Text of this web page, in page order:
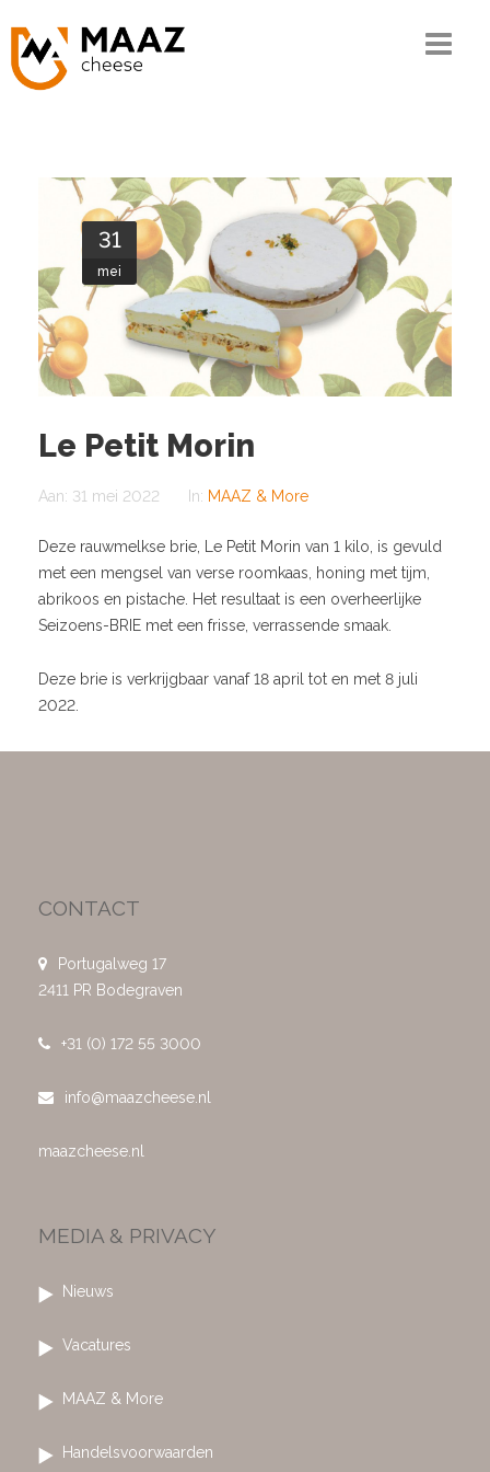
Onze kennis
De keten
Ons assortiment
Kwaliteit en MVO
31
mei
Le Petit Morin
Aan: 31 mei 2022 In: MAAZ & More
Deze rauwmelkse brie, Le Petit Morin van 1 kilo, is gevuld
met een mengsel van verse roomkaas, honing met tijm,
abrikoos en pistache. Het resultaat is een overheerlijke
Seizoens-BRIE met een frisse, verrassende smaak.
Deze brie is verkrijgbaar vanaf 18 april tot en met 8 juli
2022.
CONTACT
Portugalweg 17
2411 PR Bodegraven
+31 (0) 172 55 3000
info@maazcheese.nl
maazcheese.nl
MEDIA & PRIVACY
Nieuws
Vacatures
MAAZ & More
Handelsvoorwaarden